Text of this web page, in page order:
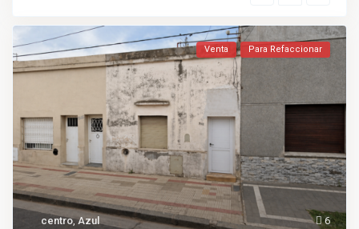
6
centro,Azul
Venta Para Refaccionar